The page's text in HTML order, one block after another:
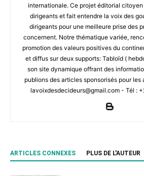
internationale. Ce projet éditorial
dirigeants et fait entendre la voix des
dirigeants pour une meilleure prise des
concernent. Notre thématique variée,
promotion des valeurs positives du
et diffus sur deux supports: Tabloïd (
son site dynamique offrant des
publions des articles sponsorisés pour les
lavoixdesdecideurs@gmail.com - Tél :
ARTICLES CONNEXES PLUS DE L'AUTEUR